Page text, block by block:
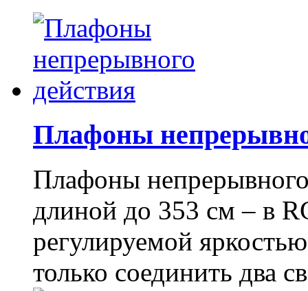
Плафоны
Плафоны
длиной до 353 см – в
регулируемой
только соединить два